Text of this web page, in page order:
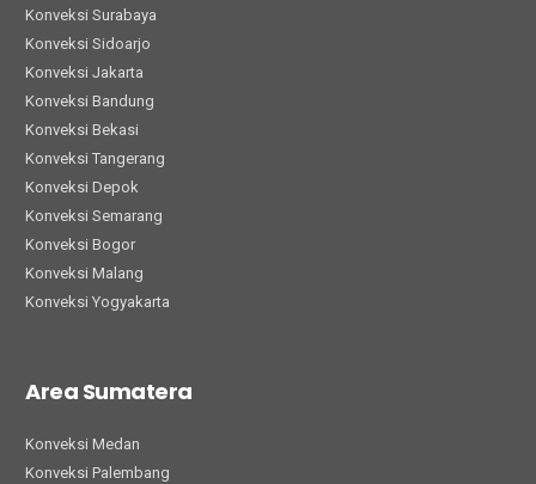
Konveksi Surabaya
Konveksi Sidoarjo
Konveksi Jakarta
Konveksi Bandung
Konveksi Bekasi
Konveksi Tangerang
Konveksi Depok
Konveksi Semarang
Konveksi Bogor
Konveksi Malang
Konveksi Yogyakarta
Area Sumatera
Konveksi Medan
Konveksi Palembang